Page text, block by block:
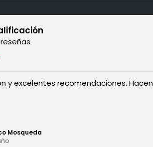
y excelentes recomendaciones.
Mosqueda